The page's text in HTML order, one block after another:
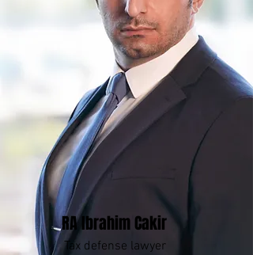
RA Ibrahim Cakir
Tax defense lawyer